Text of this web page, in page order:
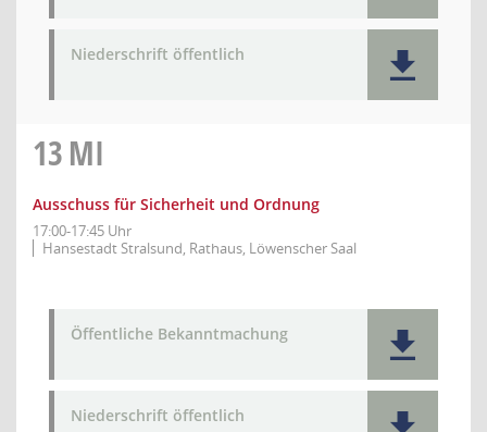
Niederschrift öffentlich
13MI
Ausschuss für Sicherheit und Ordnung
17:00-17:45 Uhr
Hansestadt Stralsund, Rathaus, Löwenscher Saal
Öffentliche Bekanntmachung
Niederschrift öffentlich